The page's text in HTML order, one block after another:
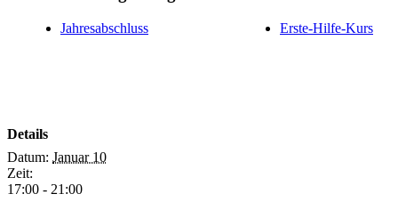
Jahresabschluss Erste-Hilfe-Kurs
Details
Datum: Januar 10
Zeit:
17:00 - 21:00